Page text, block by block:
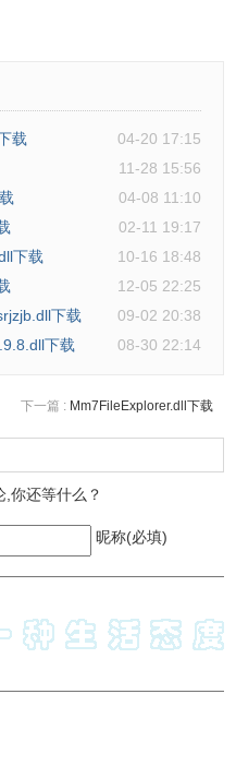
载
04-20 17:15
11-28 15:56
04-08 11:10
02-11 19:17
下载
10-16 18:48
12-05 22:25
下载
09-02 20:38
下载
08-30 22:14
下一篇 : Mm7FileExplorer.dll下载
你还等什么？
昵称(必填)